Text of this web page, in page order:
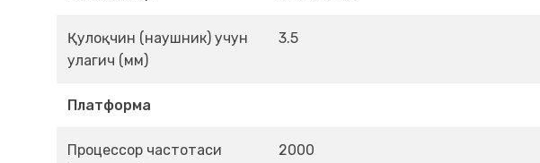
Қулоқчин (наушник) учун
улагич (мм)
3.5
Платформа
Процессор частотаси
2000